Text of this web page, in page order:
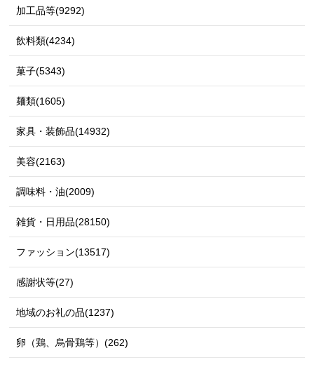
加工品等(9292)
飲料類(4234)
菓子(5343)
麺類(1605)
家具・装飾品(14932)
美容(2163)
調味料・油(2009)
雑貨・日用品(28150)
ファッション(13517)
感謝状等(27)
地域のお礼の品(1237)
卵（鶏、烏骨鶏等）(262)